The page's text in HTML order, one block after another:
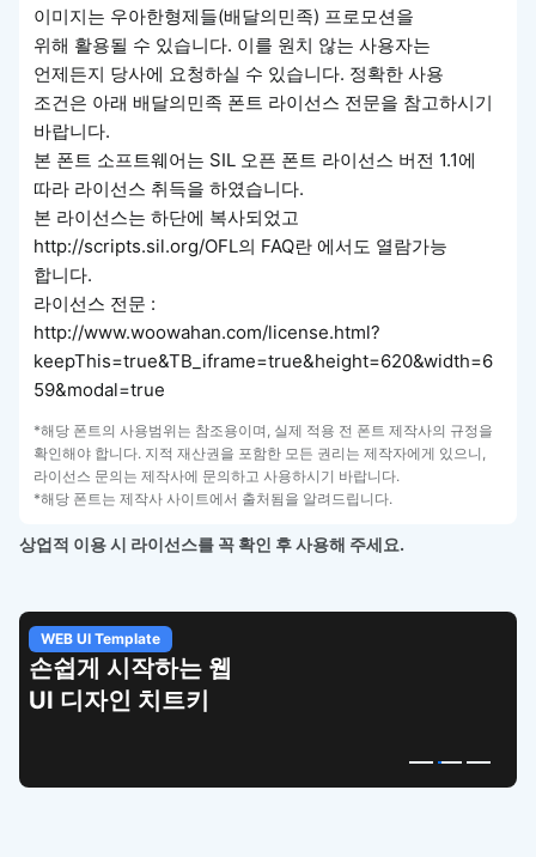
이미지는 우아한형제들(배달의민족) 프로모션을
위해 활용될 수 있습니다. 이를 원치 않는 사용자는
언제든지 당사에 요청하실 수 있습니다. 정확한 사용
조건은 아래 배달의민족 폰트 라이선스 전문을 참고하시기
바랍니다.
본 폰트 소프트웨어는 SIL 오픈 폰트 라이선스 버전 1.1에
따라 라이선스 취득을 하였습니다.
본 라이선스는 하단에 복사되었고
http://scripts.sil.org/OFL의 FAQ란 에서도 열람가능
합니다.
라이선스 전문 :
http://www.woowahan.com/license.html?
keepThis=true&TB_iframe=true&height=620&width=6
59&modal=true
*해당 폰트의 사용범위는 참조용이며, 실제 적용 전 폰트 제작사의 규정을
확인해야 합니다. 지적 재산권을 포함한 모든 권리는 제작자에게 있으니,
라이선스 문의는 제작사에 문의하고 사용하시기 바랍니다.
*해당 폰트는 제작사 사이트에서 출처됨을 알려드립니다.
상업적 이용 시 라이선스를 꼭 확인 후 사용해 주세요.
WEB UI Template
손쉽게 시작하는 웹
UI 디자인 치트키